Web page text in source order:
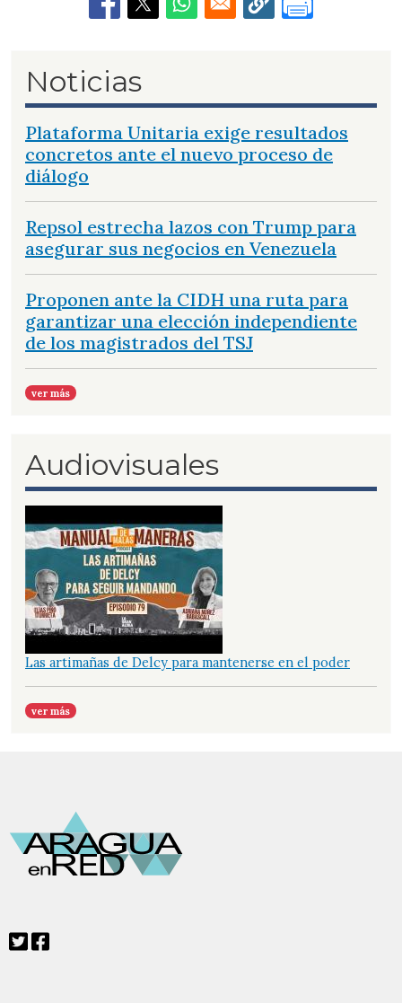
Noticias
Plataforma Unitaria exige resultados
concretos ante el nuevo proceso de
diálogo
Repsol estrecha lazos con Trump para
asegurar sus negocios en Venezuela
Proponen ante la CIDH una ruta para
garantizar una elección independiente
de los magistrados del TSJ
ver más
Audiovisuales
Las artimañas de Delcy para mantenerse en el poder
ver más